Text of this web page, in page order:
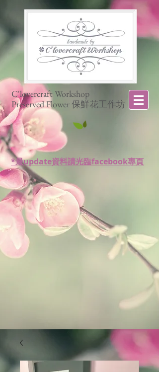
C'lovercraft Workshop
Preserved Flower 保鮮花工作坊
*最update資料請光臨facebook專頁